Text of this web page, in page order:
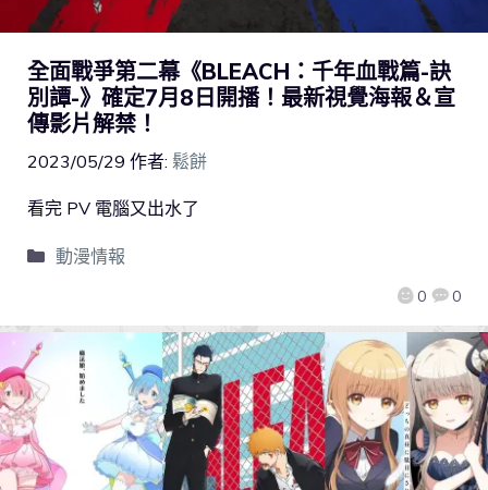
全面戰爭第二幕《BLEACH：千年血戰篇-訣
別譚-》確定7月8日開播！最新視覺海報＆宣
傳影片解禁！
2023/05/29 作者: 鬆餅
0 0
看完 PV 電腦又出水了
動漫情報